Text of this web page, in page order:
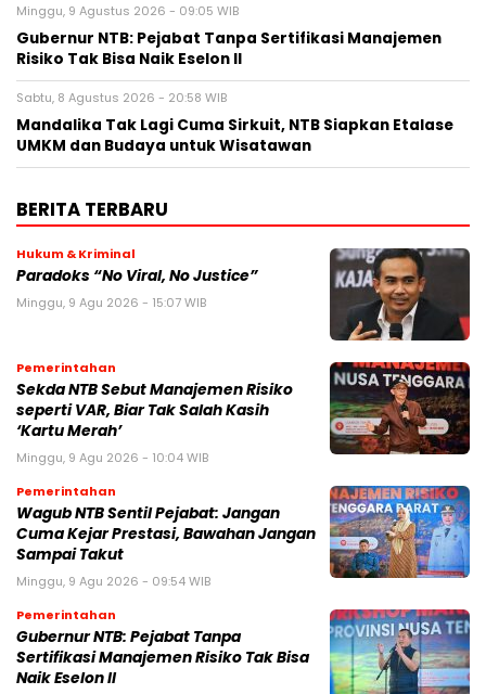
Minggu, 9 Agustus 2026 - 09:05 WIB
Gubernur NTB: Pejabat Tanpa Sertifikasi Manajemen
Risiko Tak Bisa Naik Eselon II
Sabtu, 8 Agustus 2026 - 20:58 WIB
Mandalika Tak Lagi Cuma Sirkuit, NTB Siapkan Etalase
UMKM dan Budaya untuk Wisatawan
BERITA TERBARU
Hukum & Kriminal
Paradoks “No Viral, No Justice”
Minggu, 9 Agu 2026 - 15:07 WIB
Pemerintahan
Sekda NTB Sebut Manajemen Risiko
seperti VAR, Biar Tak Salah Kasih
‘Kartu Merah’
Minggu, 9 Agu 2026 - 10:04 WIB
Pemerintahan
Wagub NTB Sentil Pejabat: Jangan
Cuma Kejar Prestasi, Bawahan Jangan
Sampai Takut
Minggu, 9 Agu 2026 - 09:54 WIB
Pemerintahan
Gubernur NTB: Pejabat Tanpa
Sertifikasi Manajemen Risiko Tak Bisa
Naik Eselon II